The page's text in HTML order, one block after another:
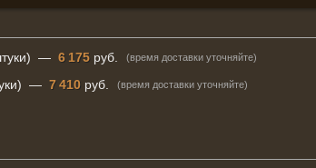
— 6 175 руб. (время доставки уточняйте)
— 7 410 руб. (время доставки уточняйте)